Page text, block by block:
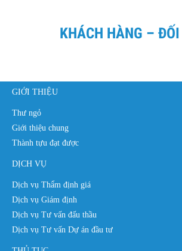
KHÁCH HÀNG –
GIỚI THIỆU
Thư ngỏ
Giới thiệu chung
Thành tựu đạt được
DỊCH VỤ
Dịch vụ Thẩm định giá
Dịch vụ Giám định
Dịch vụ Tư vấn đấu thầu
Dịch vụ Tư vấn Dự án đầu tư